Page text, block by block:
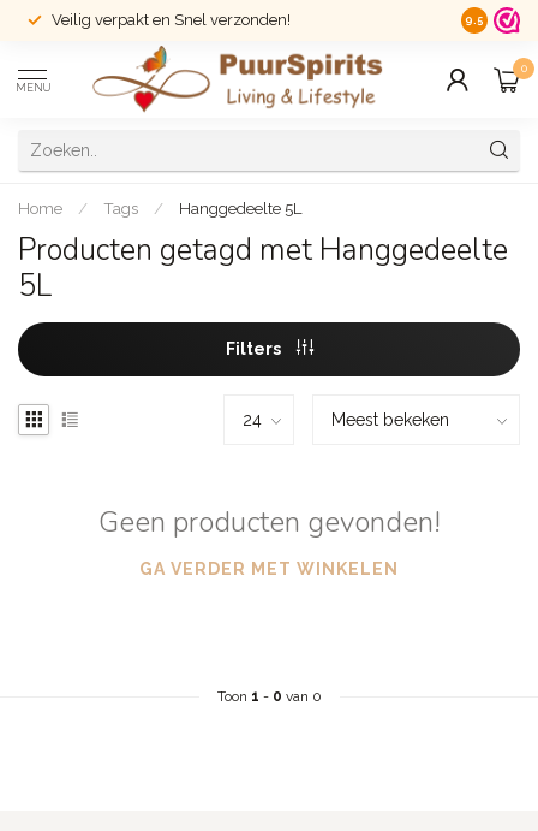
Veilig verpakt en Snel verzonden! 14 dagen
9.5
MENU
0
Home / Tags / Hanggedeelte 5L
Producten getagd met Hanggedeelte
5L
Filters
Geen producten gevonden!
GA VERDER MET WINKELEN
Toon 1 - 0 van 0